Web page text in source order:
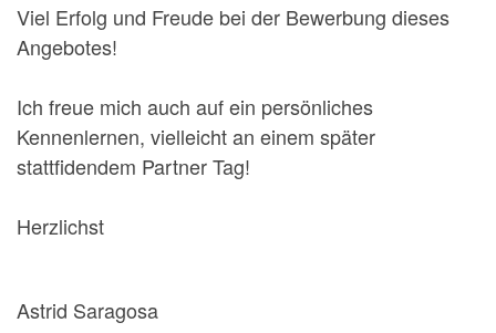
Viel Erfolg und Freude bei der Bewerbung dieses
Angebotes!
Ich freue mich auch auf ein persönliches
Kennenlernen, vielleicht an einem später
stattfidendem Partner Tag!
Herzlichst
Astrid Saragosa